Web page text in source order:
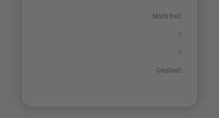
Noch frei:
0
0
Geplant: